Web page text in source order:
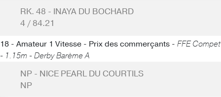
RK. 48 - INAYA DU BOCHARD
4 / 84.21
18 - Amateur 1 Vitesse - Prix des commerçants - FFE Compet
- 1.15m - Derby Barème A
NP - NICE PEARL DU COURTILS
NP